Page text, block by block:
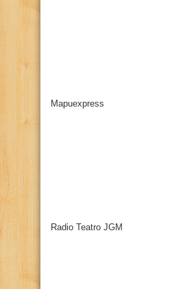
Mapuexpress
Radio Teatro JGM